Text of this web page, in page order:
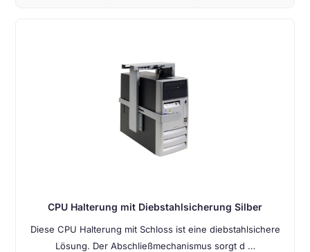
CPU Halterung mit Diebstahlsicherung Silber
Diese CPU Halterung mit Schloss ist eine diebstahlsichere
Lösung. Der Abschließmechanismus sorgt d …